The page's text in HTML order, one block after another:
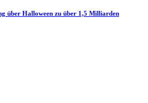
über Halloween zu über 1,5 Milliarden